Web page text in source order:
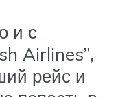
и с
Airlines”,
рейс и